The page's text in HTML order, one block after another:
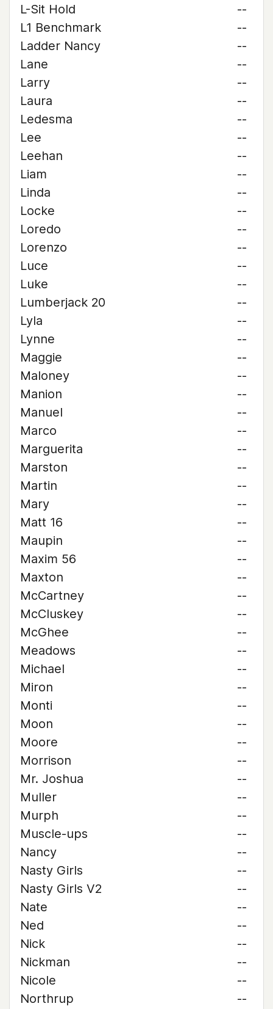
L-Sit Hold
--
L1 Benchmark
--
Ladder Nancy
--
Lane
--
Larry
--
Laura
--
Ledesma
--
Lee
--
Leehan
--
Liam
--
Linda
--
Locke
--
Loredo
--
Lorenzo
--
Luce
--
Luke
--
Lumberjack 20
--
Lyla
--
Lynne
--
Maggie
--
Maloney
--
Manion
--
Manuel
--
Marco
--
Marguerita
--
Marston
--
Martin
--
Mary
--
Matt 16
--
Maupin
--
Maxim 56
--
Maxton
--
McCartney
--
McCluskey
--
McGhee
--
Meadows
--
Michael
--
Miron
--
Monti
--
Moon
--
Moore
--
Morrison
--
Mr. Joshua
--
Muller
--
Murph
--
Muscle-ups
--
Nancy
--
Nasty Girls
--
Nasty Girls V2
--
Nate
--
Ned
--
Nick
--
Nickman
--
Nicole
--
Northrup
--